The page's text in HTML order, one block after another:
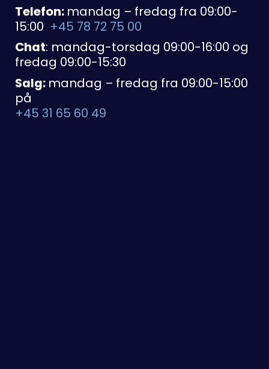
Telefon: mandag – fredag fra 09:00-
15:00 +45 78 72 75 00
Chat: mandag-torsdag 09:00-16:00 og
fredag 09:00-15:30
Salg: mandag – fredag fra 09:00-15:00
på
+45 31 65 60 49